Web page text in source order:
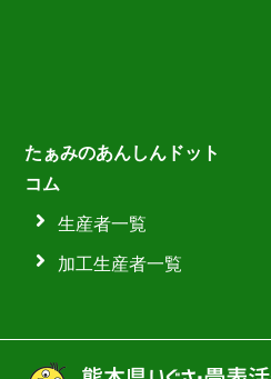
たぁみのあんしんドット
コム
生産者一覧
加工生産者一覧